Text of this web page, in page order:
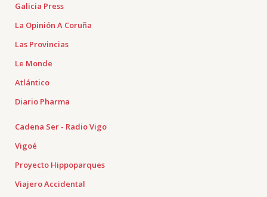
Galicia Press
La Opinión A Coruña
Las Provincias
Le Monde
Atlántico
Diario Pharma
Cadena Ser - Radio Vigo
Vigoé
Proyecto Hippoparques
Viajero Accidental